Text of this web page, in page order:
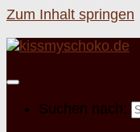
Zum Inhalt springen
Suchen nach: